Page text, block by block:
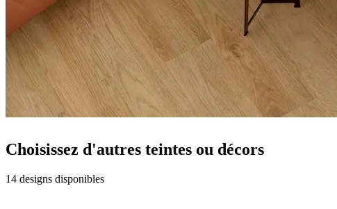
Choisissez d'autres teintes ou décors
14 designs disponibles